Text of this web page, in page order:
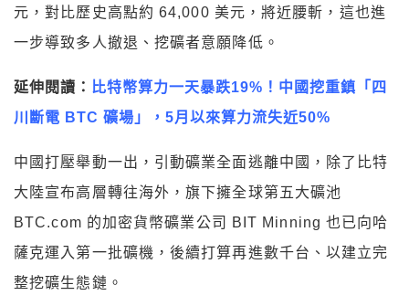
元，對比歷史高點約 64,000 美元，將近腰斬，這也進
一步導致多人撤退、挖礦者意願降低。
延伸閱讀：
比特幣算力一天暴跌19%！中國挖重鎮「四
川斷電 BTC 礦場」，5月以來算力流失近50%
中國打壓舉動一出，引動礦業全面逃離中國，除了比特
大陸宣布高層轉往海外，旗下擁全球第五大礦池
BTC.com 的加密貨幣礦業公司 BIT Minning 也已向哈
薩克運入第一批礦機，後續打算再進數千台、以建立完
整挖礦生態鏈。